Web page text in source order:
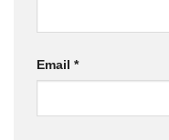
Email *